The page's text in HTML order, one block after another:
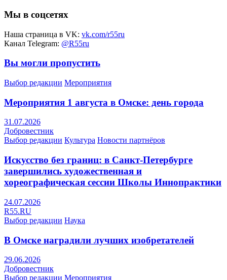
Мы в соцсетях
Наша страница в VK: vk.com/r55ru
Канал Telegram: @R55ru
Вы могли пропустить
Выбор редакции Мероприятия
Мероприятия 1 августа в Омске: день города
31.07.2026
Добровестник
Выбор редакции Культура Новости партнёров
Искусство без границ: в Санкт-Петербурге
завершились художественная и
хореографическая сессии Школы Иннопрактики
24.07.2026
R55.RU
Выбор редакции Наука
В Омске наградили лучших изобретателей
29.06.2026
Добровестник
Выбор редакции Мероприятия